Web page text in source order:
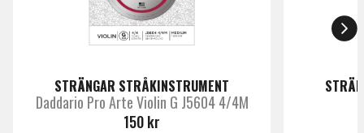
STRÄNGAR STRÅKINSTRUMENT
Daddario Pro Arte Violin G J5604 4/4M
150 kr